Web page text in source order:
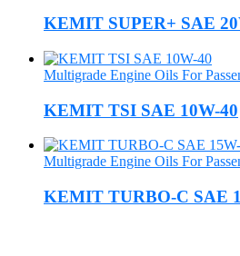
KEMIT SUPER+ SAE
Multigrade Engine Oils For
KEMIT TSI SAE 10W-40
Multigrade Engine Oils For
KEMIT TURBO-C SAE